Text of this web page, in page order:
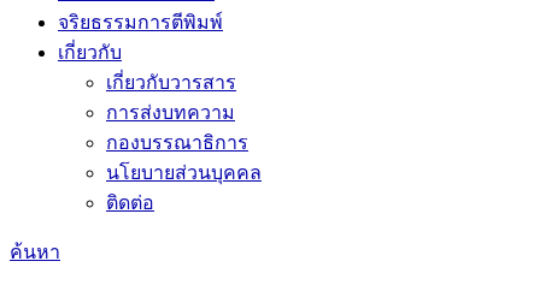
จริยธรรมการตีพิมพ์
เกี่ยวกับ
เกี่ยวกับวารสาร
การส่งบทความ
กองบรรณาธิการ
นโยบายส่วนบุคคล
ติดต่อ
ค้นหา